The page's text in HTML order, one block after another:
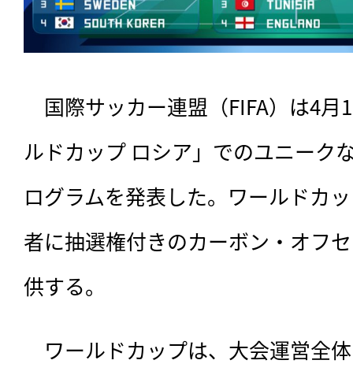
国際サッカー連盟（FIFA）は4月
ルドカップ ロシア」でのユニーク
ログラムを発表した。ワールドカ
者に抽選権付きのカーボン・オフ
供する。
ワールドカップは、大会運営全